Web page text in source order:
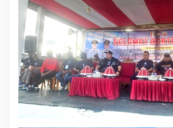
u
k
S
e
c
a
r
a
R
e